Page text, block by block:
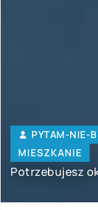
PYTAM-NIE-
MIESZKANIE
Potrzebujesz